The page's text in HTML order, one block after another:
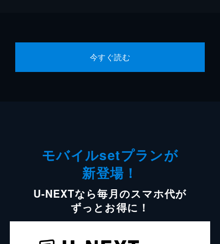
今すぐ読む
モバイルsetプランが
新登場！
U-NEXTなら毎月のスマホ代が
ずっとお得に！